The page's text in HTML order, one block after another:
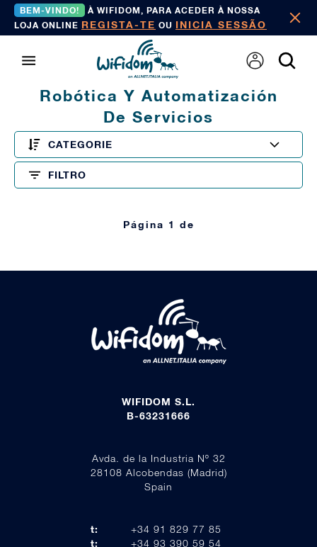
BEM-VINDO!
À WIFIDOM, PARA ACEDER À NOSSA
LOJA ONLINE REGISTA-TE OU INICIA SESSÃO
Robótica Y Automatización
De Servicios
CATEGORIE
FILTRO
Página 1 de
WIFIDOM S.L.
B-63231666
Avda. de la Industria Nº 32
28108 Alcobendas (Madrid)
Spain
t:
+34 91 829 77 85
t:
+34 93 390 59 54